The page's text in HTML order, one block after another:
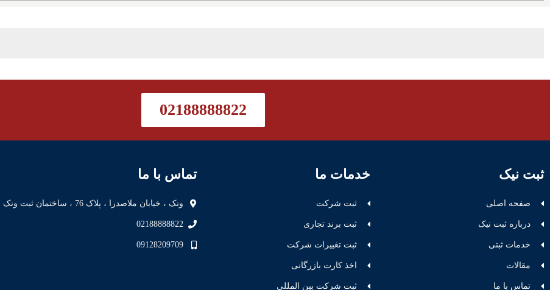
02188888822
ثبت نیک
صفحه اصلی
درباره ثبت نیک
خدمات ثبتی
مقالات
تماس با ما
خدمات ما
ثبت شرکت
ثبت برند تجاری
ثبت تغییرات شرکت
اخذ کارت بازرگانی
ثبت شرکت بین المللی
تماس با ما
ونک ، خیابان ملاصدرا ، پلاک 76 ، ساختمان ثبت ونک
02188888822
09128209709